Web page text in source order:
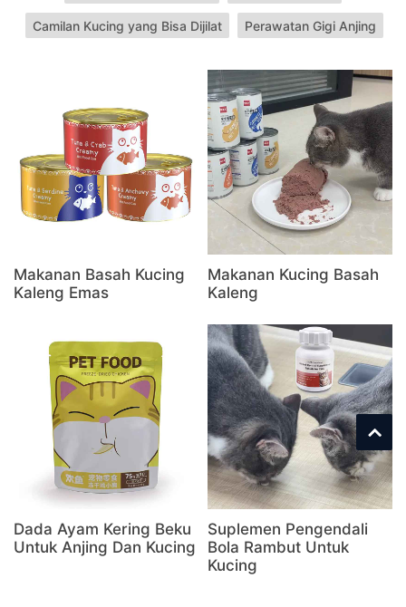
Camilan Kucing yang Bisa Dijilat Perawatan Gigi Anjing
Makanan Basah Kucing
Kaleng Emas
Makanan Kucing Basah
Kaleng
Dada Ayam Kering Beku
Untuk Anjing Dan Kucing
Suplemen Pengendali
Bola Rambut Untuk
Kucing